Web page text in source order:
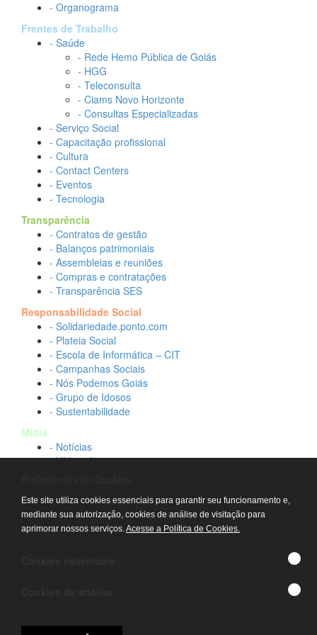
- Organograma
Frentes de Trabalho
- Saúde
- Rede Hemo Pública de Goiás
- HGG
- Teleconsulta
- Ciams Novo Horizonte
- Consultas Especializadas
- Serviço Social
- Capacitação profissional
- Cultura
- Contact Centers
- Eventos
- Tecnologia
Transparência
- Contratos de gestão
- Balanços patrimoniais
- Assembleias e reuniões
- Compras e contratações
- Transparência SES
Responsabilidade Social
- Solidariedade.ponto.com
- Plateia Social
- Escola de Informática – CIT
- Campanhas Sociais
- Nós Podemos Goiás
- Grupo de Idosos
- Sustentabilidade
Mídia
- Notícias
- Vídeos Institucionais
Contato
- Fale conosco
- Trabalhe conosco
Este site utiliza cookies essenciais para garantir seu funcionamento e,
mediante sua autorização, cookies de análise de visitação para
aprimorar nossos serviços.Acesse a Política de Cookies.